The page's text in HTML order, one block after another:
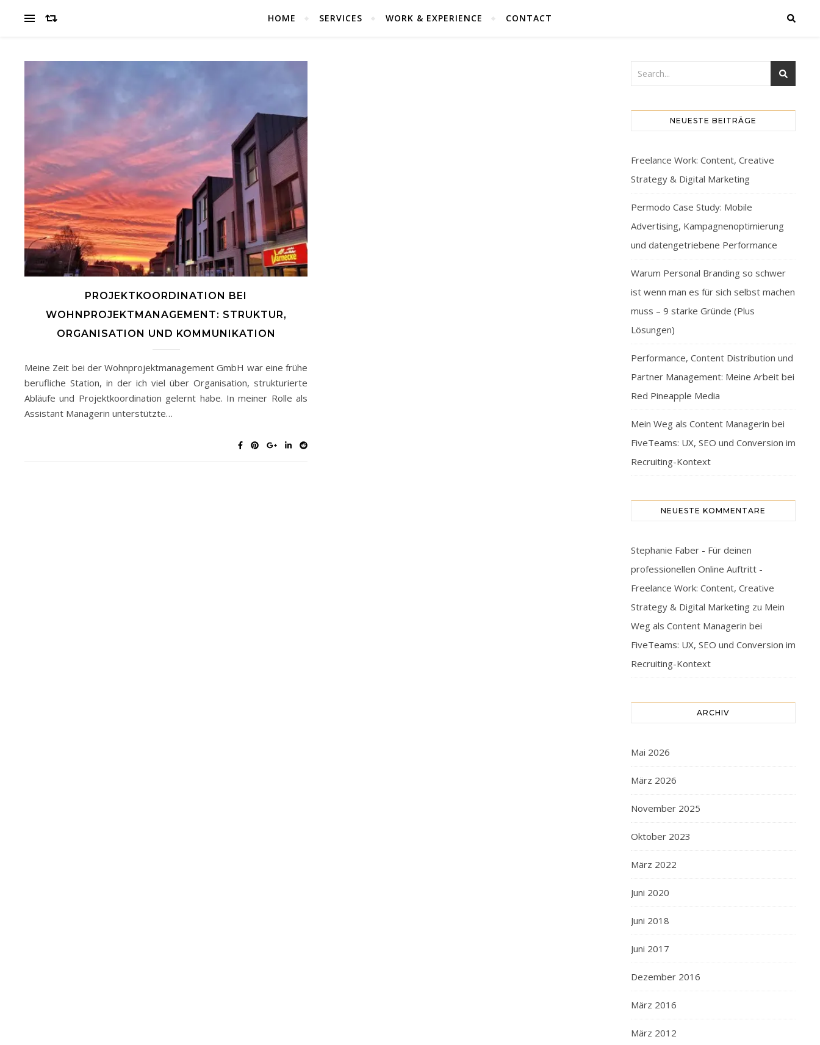
HOME SERVICES WORK & EXPERIENCE CONTACT
PROJEKTKOORDINATION BEI
WOHNPROJEKTMANAGEMENT: STRUKTUR,
ORGANISATION UND KOMMUNIKATION
Meine Zeit bei der Wohnprojektmanagement GmbH war eine frühe
berufliche Station, in der ich viel über Organisation, strukturierte
Abläufe und Projektkoordination gelernt habe. In meiner Rolle als
Assistant Managerin unterstützte…
NEUESTE BEITRÄGE
Freelance Work: Content, Creative
Strategy & Digital Marketing
Permodo Case Study: Mobile
Advertising, Kampagnenoptimierung
und datengetriebene Performance
Warum Personal Branding so schwer
ist wenn man es für sich selbst machen
muss – 9 starke Gründe (Plus
Lösungen)
Performance, Content Distribution und
Partner Management: Meine Arbeit bei
Red Pineapple Media
Mein Weg als Content Managerin bei
FiveTeams: UX, SEO und Conversion im
Recruiting-Kontext
NEUESTE KOMMENTARE
Stephanie Faber - Für deinen
professionellen Online Auftritt -
Freelance Work: Content, Creative
Strategy & Digital Marketing zu Mein
Weg als Content Managerin bei
FiveTeams: UX, SEO und Conversion im
Recruiting-Kontext
ARCHIV
Mai 2026
März 2026
November 2025
Oktober 2023
März 2022
Juni 2020
Juni 2018
Juni 2017
Dezember 2016
März 2016
März 2012